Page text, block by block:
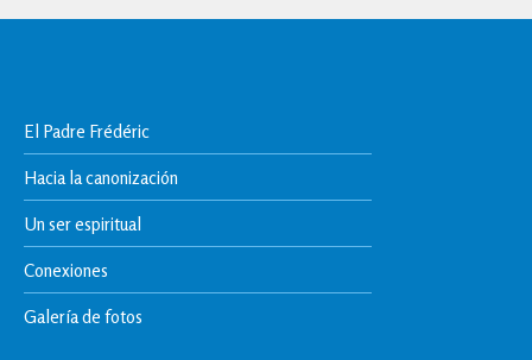
El Padre Frédéric
Hacia la canonización
Un ser espiritual
Conexiones
Galería de fotos